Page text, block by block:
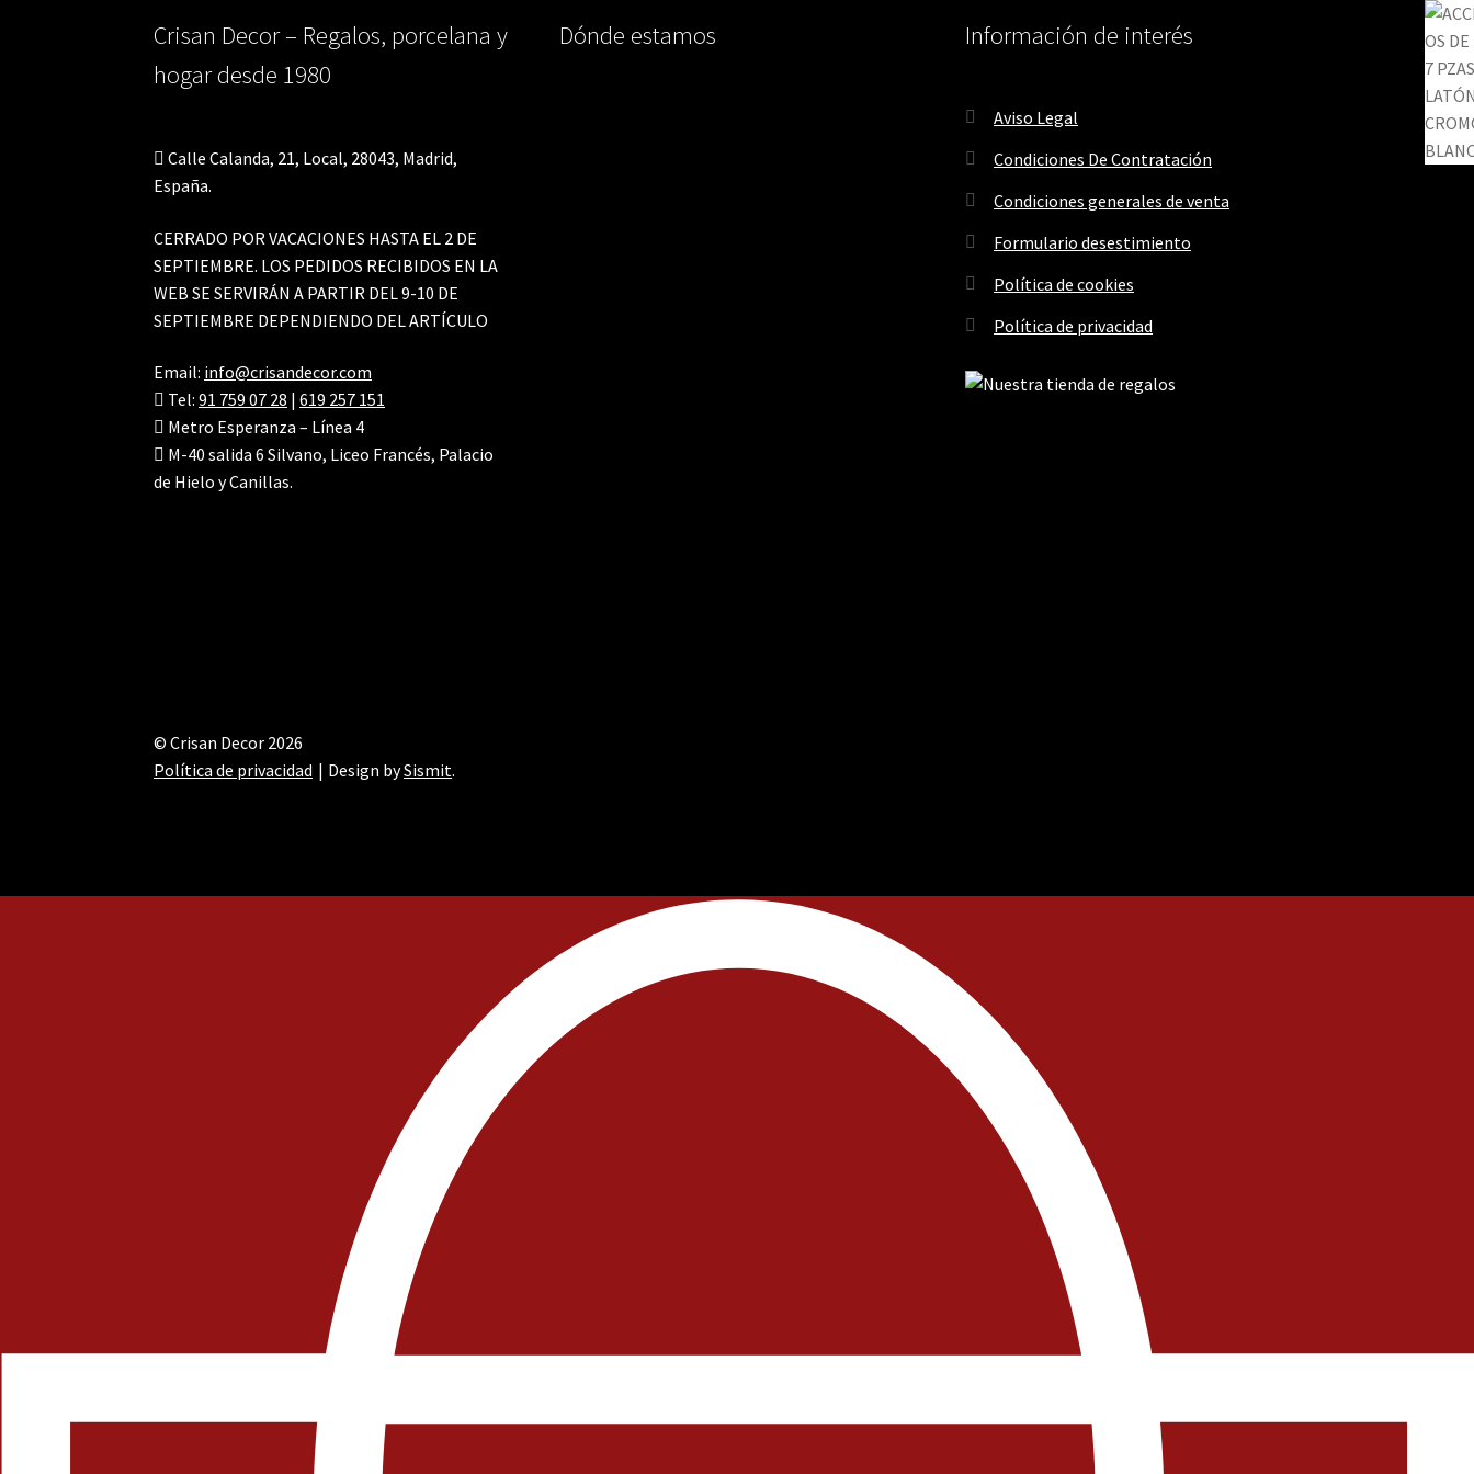
Crisan Decor – Regalos, porcelana y
hogar desde 1980
Calle Calanda, 21, Local, 28043, Madrid,
España.
CERRADO POR VACACIONES HASTA EL 2 DE
SEPTIEMBRE. LOS PEDIDOS RECIBIDOS EN LA
WEB SE SERVIRÁN A PARTIR DEL 9-10 DE
SEPTIEMBRE DEPENDIENDO DEL ARTÍCULO
Email: info@crisandecor.com
Tel:91 759 07 28 |619 257 151
Metro Esperanza – Línea 4
M-40 salida 6 Silvano, Liceo Francés, Palacio
de Hielo y Canillas.
Dónde estamos Información de interés
Aviso Legal
Condiciones De Contratación
Condiciones generales de venta
Formulario desestimiento
Política de cookies
Política de privacidad
© Crisan Decor 2026
Política de privacidad
Design bySismit.